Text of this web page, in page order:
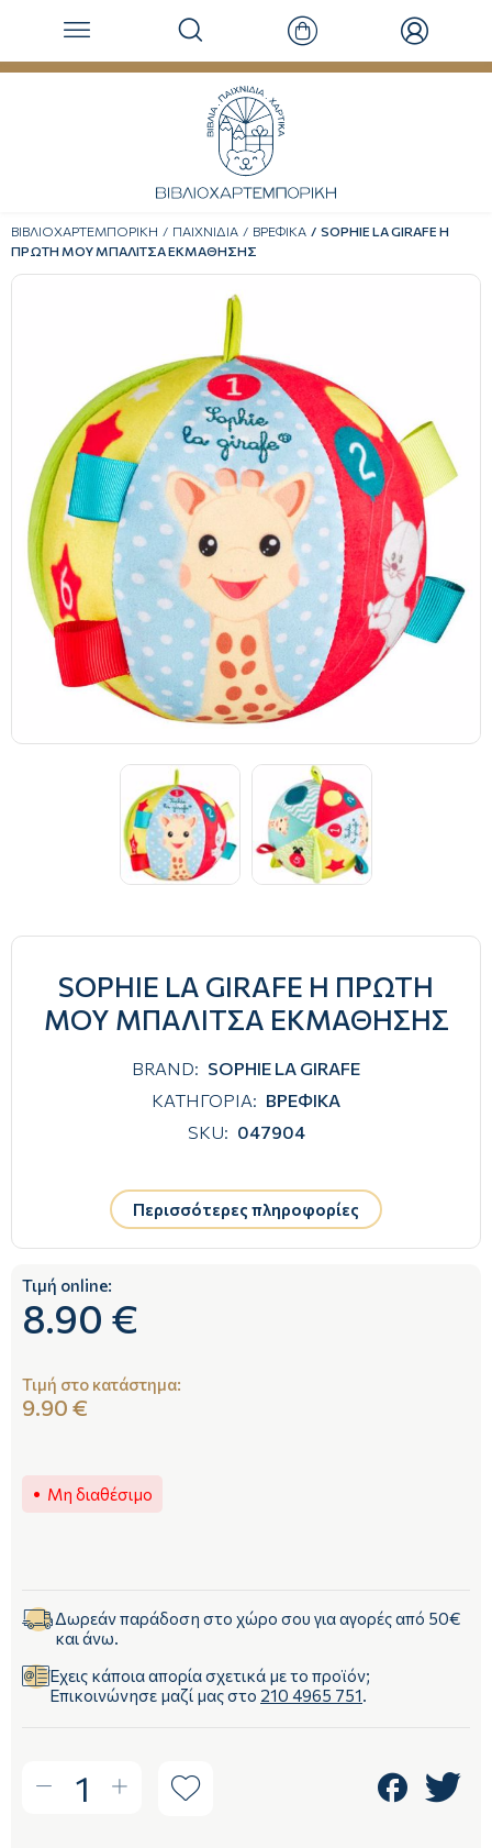
ΒΙΒΛΙΟΧΑΡΤΕΜΠΟΡΙΚΗ ΠΑΙΧΝΙΔΙΑ ΒΡΕΦΙΚΑ
SOPHIE LA GIRAFE Η
ΠΡΩΤΗ ΜΟΥ ΜΠΑΛΙΤΣΑ ΕΚΜΑΘΗΣΗΣ
SOPHIE LA GIRAFE Η ΠΡΩΤΗ
ΜΟΥ ΜΠΑΛΙΤΣΑ ΕΚΜΑΘΗΣΗΣ
BRAND: SOPHIE LA GIRAFE
ΚΑΤΗΓΟΡΙΑ: ΒΡΕΦΙΚΑ
SKU: 047904
Περισσότερες πληροφορίες
Τιμή online:
8.90 €
Τιμή στο κατάστημα:
9.90 €
Μη διαθέσιμο
Δωρεάν παράδοση στο χώρο σου για αγορές από 50€
και άνω.
Έχεις κάποια απορία σχετικά με το προϊόν;
Επικοινώνησε μαζί μας στο 210 4965 751.
1